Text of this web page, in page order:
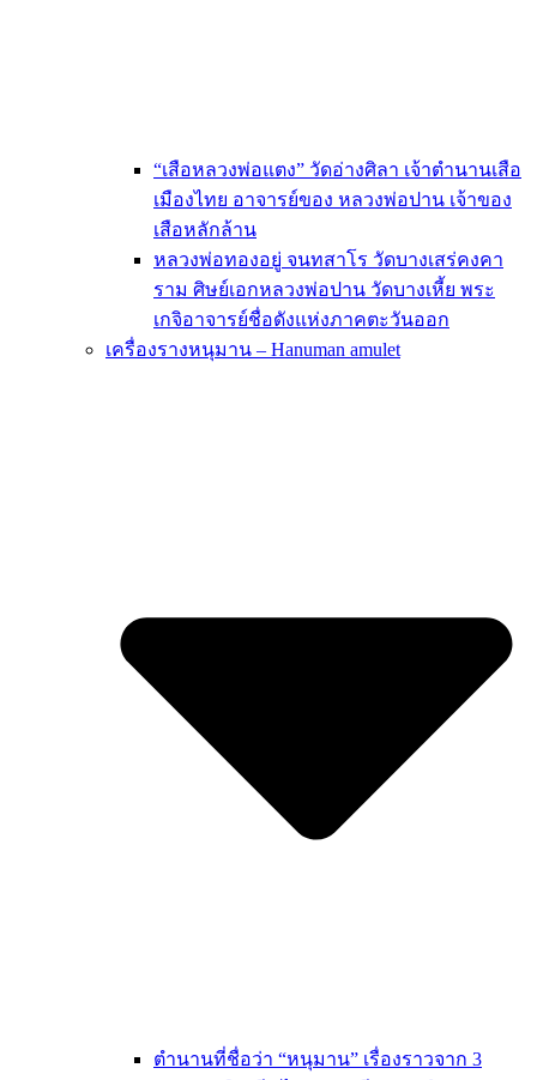
“เสือหลวงพ่อแตง” วัดอ่างศิลา เจ้าตำนานเสือ
เมืองไทย อาจารย์ของ หลวงพ่อปาน เจ้าของ
เสือหลักล้าน
หลวงพ่อทองอยู่ จนทสาโร วัดบางเสร่คงคา
ราม ศิษย์เอกหลวงพ่อปาน วัดบางเหี้ย พระ
เกจิอาจารย์ชื่อดังแห่งภาคตะวันออก
เครื่องรางหนุมาน – Hanuman amulet
ตำนานที่ชื่อว่า “หนุมาน” เรื่องราวจาก 3